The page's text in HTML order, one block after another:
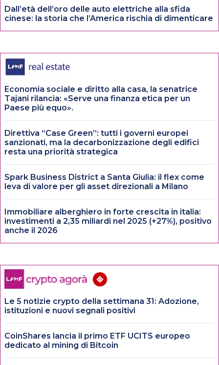
Dall’età dell’oro delle auto elettriche alla sfida
cinese: la storia che l’America rischia di dimenticare
Economia sociale e diritto alla casa, la senatrice
Tajani rilancia: «Serve una finanza etica per un
Paese più equo».
Direttiva “Case Green”: tutti i governi europei
sanzionati, ma la decarbonizzazione degli edifici
resta una priorità strategica
Spark Business District a Santa Giulia: il flex come
leva di valore per gli asset direzionali a Milano
Immobiliare alberghiero in forte crescita in italia:
investimenti a 2,35 miliardi nel 2025 (+27%), positivo
anche il 2026
Le 5 notizie crypto della settimana 31: Adozione,
istituzioni e nuovi segnali positivi
CoinShares lancia il primo ETF UCITS europeo
dedicato al mining di Bitcoin